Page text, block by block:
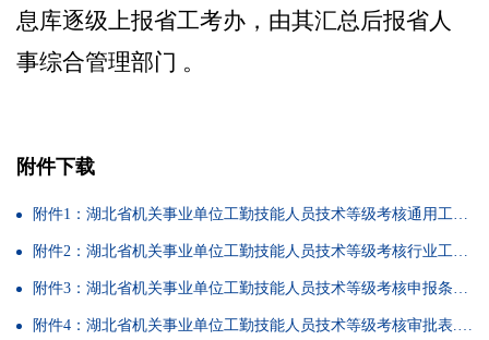
息库逐级上报省工考办，由其汇总 后报省人
事综合管理部门 。
附件下载
附件1：湖北省机关事业单位工勤技能人员技术等级考核通用工种一览表.docx
附件2：湖北省机关事业单位工勤技能人员技术等级考核行业工种一览表.docx
附件3：湖北省机关事业单位工勤技能人员技术等级考核申报条件一览表.docx
附件4：湖北省机关事业单位工勤技能人员技术等级考核审批表.docx